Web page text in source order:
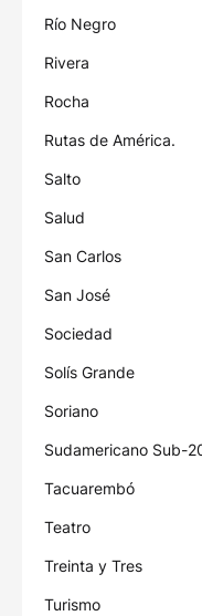
Río Negro
Rivera
Rocha
Rutas de América.
Salto
Salud
San Carlos
San José
Sociedad
Solís Grande
Soriano
Sudamericano Sub-
Tacuarembó
Teatro
Treinta y Tres
Turismo